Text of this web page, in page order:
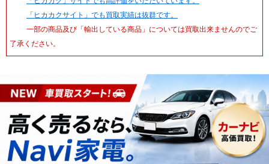
「ヒカカクサイト」でも買取実績は抜群です。
一部の商品及び「輸出している商品」については買取出来ませんのでご
了承ください。